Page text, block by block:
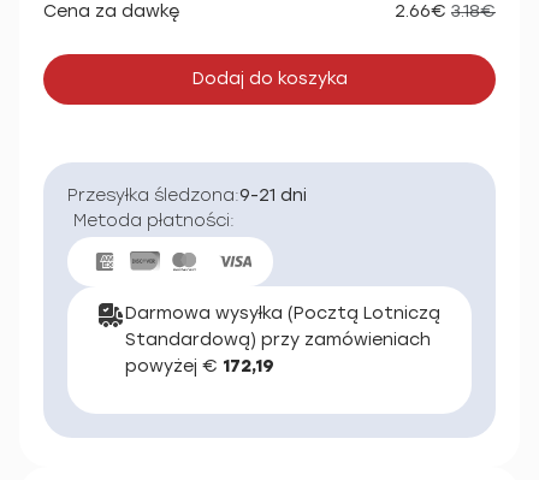
Cena za dawkę 2.66€ 3.18€
Dodaj do koszyka
Przesyłka śledzona:9-21 dni
Metoda płatności:
Darmowa wysyłka (Pocztą Lotniczą
Standardową) przy zamówieniach
powyżej € 172,19